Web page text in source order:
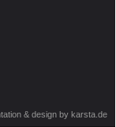
& design by karsta.de